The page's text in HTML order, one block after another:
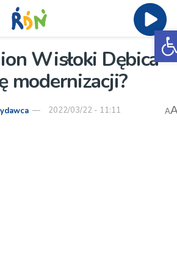
Wisłoki Dębica
modernizacji?
2022/03/22 - 11:11 A